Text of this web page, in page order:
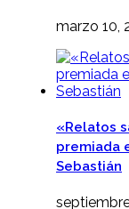
marzo 10,
«Relatos
premiada
Sebastián